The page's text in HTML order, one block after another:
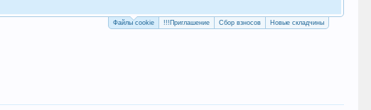
Файлы cookie !!!Приглашение Сбор взносов Новые складчины